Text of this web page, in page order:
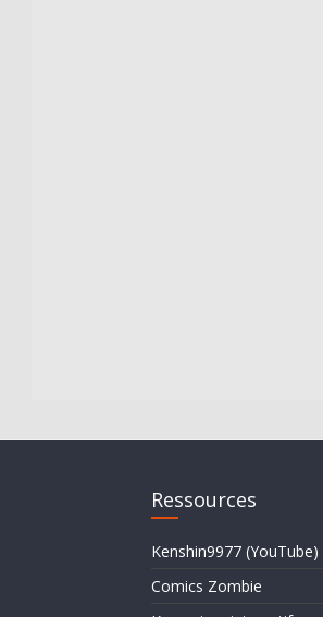
Ressources
Kenshin9977 (YouTube)
Comics Zombie